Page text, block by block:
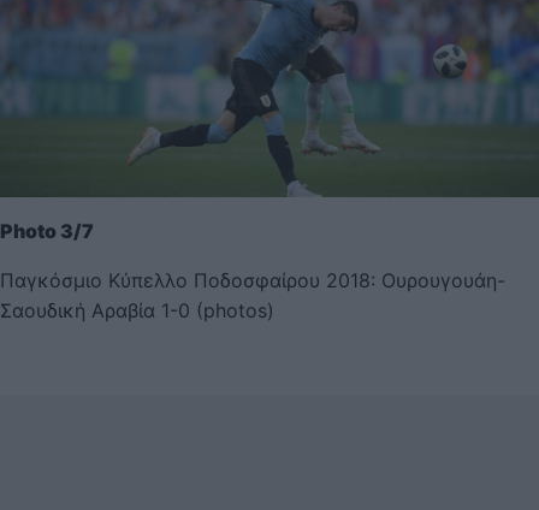
Photo 3/7
Παγκόσμιο Κύπελλο Ποδοσφαίρου 2018: Ουρουγουάη-
Σαουδική Αραβία 1-0 (photos)